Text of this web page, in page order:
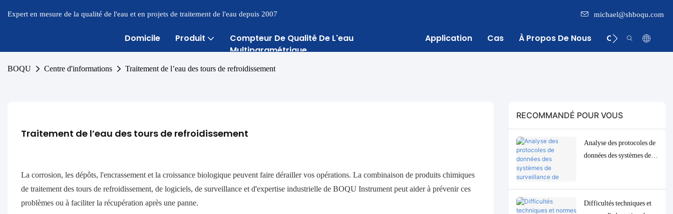
Expert en mesure de la qualité de l'eau et en projets de traitement de l'eau depuis 2007 michael@shboqu.com
Domicile Produit
Compteur De Qualité De L'eau
Multiparamétrique
Application Cas À Propos De Nous Centre
BOQU Centre d'informations Traitement de l’eau des tours de refroidissement
Traitement de l’eau des tours de refroidissement
La corrosion, les dépôts, l'encrassement et la croissance biologique peuvent faire dérailler vos opérations. La combinaison de produits chimiques
de traitement des tours de refroidissement, de logiciels, de surveillance et d'expertise industrielle de BOQU Instrument peut aider à prévenir ces
problèmes ou à faciliter la récupération après une panne.
RECOMMANDÉ POUR VOUS
Analyse des protocoles de
données des systèmes de
de débogage Modbus,
RS485 et MQTT
Difficultés techniques et